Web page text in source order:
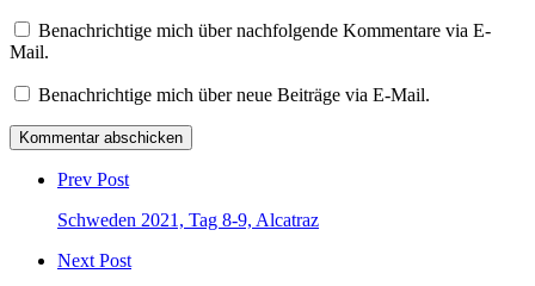
Benachrichtige mich über nachfolgende Kommentare via E-
Mail.
Benachrichtige mich über neue Beiträge via E-Mail.
Post
comment
Prev Post
Schweden 2021, Tag 8-9, Alcatraz
Next Post